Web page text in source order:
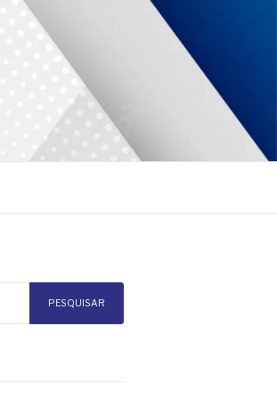
PESQUISAR